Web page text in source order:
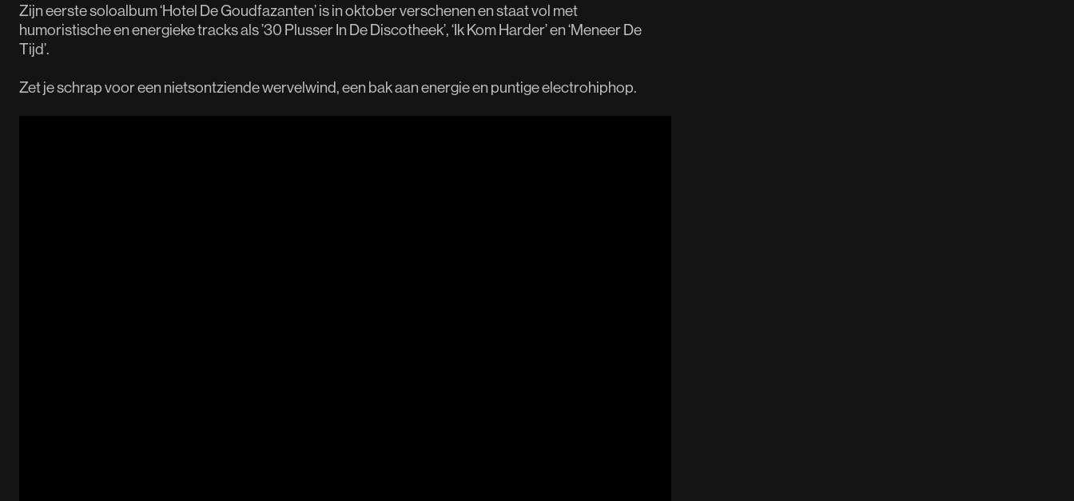
Zijn eerste soloalbum ‘Hotel De Goudfazanten’ is in oktober verschenen en staat vol met
humoristische en energieke tracks als ’30 Plusser In De Discotheek’, ‘Ik Kom Harder’ en ‘Meneer De
Tijd’.
Zet je schrap voor een nietsontziende wervelwind, een bak aan energie en puntige electrohiphop.